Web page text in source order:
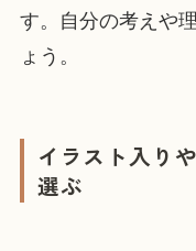
す。自分の考えや
ょう。
イラスト入り
選ぶ